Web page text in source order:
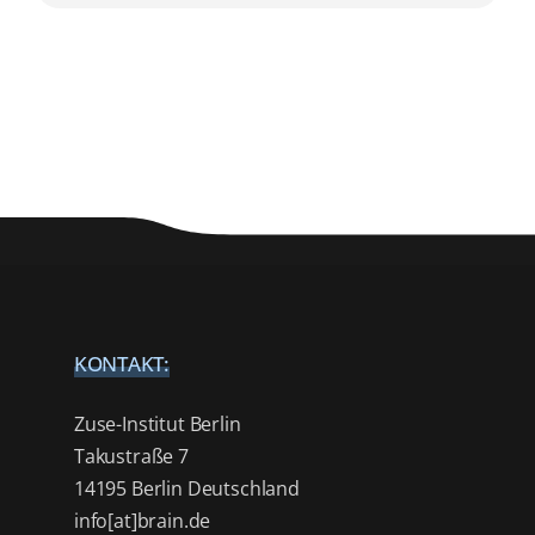
KONTAKT:
Zuse-Institut Berlin
Takustraße 7
14195 Berlin Deutschland
info[at]brain.de